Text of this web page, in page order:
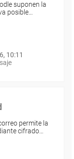
suponen la
posible…
10:11
permite la
cifrado…